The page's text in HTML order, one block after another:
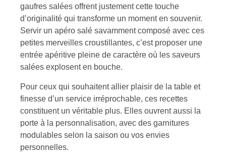
gaufres salées offrent justement cette touche
d’originalité qui transforme un moment en souvenir.
Servir un apéro salé savamment composé avec ces
petites merveilles croustillantes, c’est proposer une
entrée apéritive pleine de caractère où les saveurs
salées explosent en bouche.
Pour ceux qui souhaitent allier plaisir de la table et
finesse d’un service irréprochable, ces recettes
constituent un véritable plus. Elles ouvrent aussi la
porte à la personnalisation, avec des garnitures
modulables selon la saison ou vos envies
personnelles.